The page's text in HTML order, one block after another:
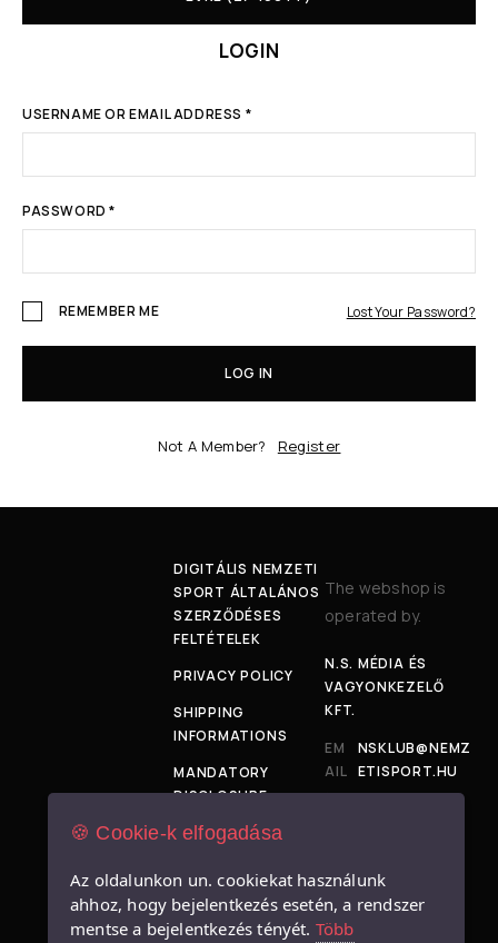
LOGIN
USERNAME OR EMAIL ADDRESS *
PASSWORD*
REMEMBER ME Lost Your Password?
LOG IN
Not A Member? Register
DIGITÁLIS NEMZETI
SPORT ÁLTALÁNOS
SZERZŐDÉSES
FELTÉTELEK
PRIVACY POLICY
SHIPPING
INFORMATIONS
MANDATORY
DISCLOSURE
SIZE TABLE
The webshop is
operated by.
N.S. MÉDIA ÉS
VAGYONKEZELŐ
KFT.
EM
AIL
:
NSKLUB@NEMZ
ETISPORT.HU
128.
🍪 Cookie-k elfogadása
Az oldalunkon un. cookiekat használunk
ahhoz, hogy bejelentkezés esetén, a rendszer
mentse a bejelentkezés tényét. Több